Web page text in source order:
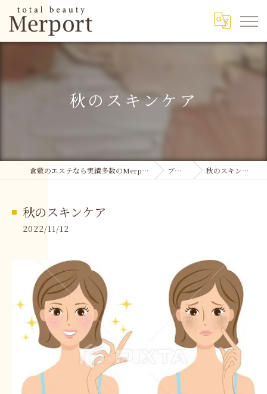
秋のスキンケア
倉敷のエステなら実績多数のMerport ブログ 秋のスキンケア
秋のスキンケア
2022/11/12